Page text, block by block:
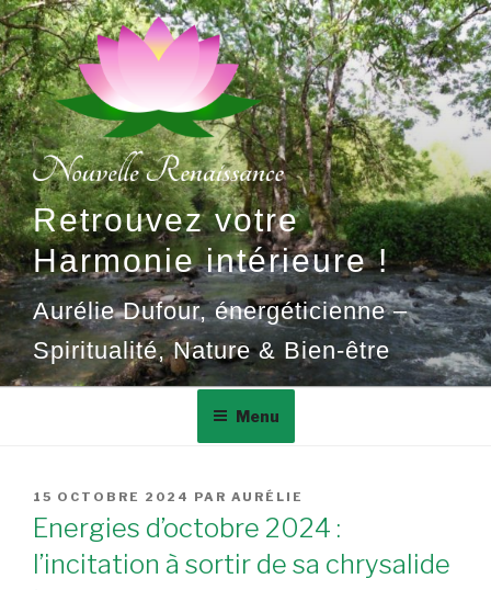
Aller
au
contenu
principal
Retrouvez votre
Harmonie intérieure !
Aurélie Dufour, énergéticienne –
Spiritualité, Nature & Bien-être
Menu
PUBLIÉ
LE
15 OCTOBRE 2024 PAR AURÉLIE
Energies d’octobre 2024 :
l’incitation à sortir de sa chrysalide